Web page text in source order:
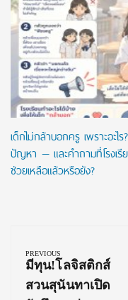
เด็กไม่กล้าบอกครู เพราะอะไ
ปัญหา — และคำถามที่โรงเรี
ช่วยเหลือแล้วหรือยัง?
navigation
PREVIOUS
Previous
Post:
มีทุน!โลจิสติกส์
สวนสุนันทาเปิด